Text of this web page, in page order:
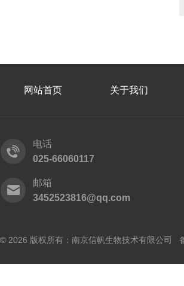
网站首页 关于我们
电话
025-66060117
邮箱
3452523816@qq.com
© 2026 版权所有：南京信帆生物技术有限公司